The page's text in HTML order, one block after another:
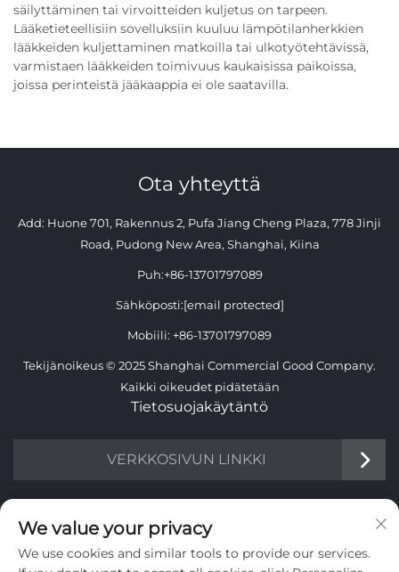
säilyttäminen tai virvoitteiden kuljetus on tarpeen.
Lääketieteellisiin sovelluksiin kuuluu lämpötilanherkkien
lääkkeiden kuljettaminen matkoilla tai ulkotyötehtävissä,
varmistaen lääkkeiden toimivuus kaukaisissa paikoissa,
joissa perinteistä jääkaappia ei ole saatavilla.
Ota yhteyttä
Add: Huone 701, Rakennus 2, Pufa Jiang Cheng Plaza, 778 Jinji
Road, Pudong New Area, Shanghai, Kiina
Puh:+86-13701797089
Sähköposti:[email protected]
Mobiili: +86-13701797089
Tekijänoikeus © 2025 Shanghai Commercial Good Company.
Kaikki oikeudet pidätetään
Tietosuojakäytäntö
VERKKOSIVUN LINKKI
TIETOA
Liity vastaanottamaan viikoittainen uutiskirjeemme
We value your privacy
We use cookies and similar tools to provide our services.